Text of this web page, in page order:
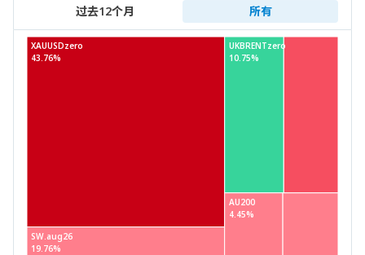
过去12个月 所有
XAUUSDzero
SW.aug26
UKBRENTzero
AU200
43.76%
19.76%
10.75%
4.45%